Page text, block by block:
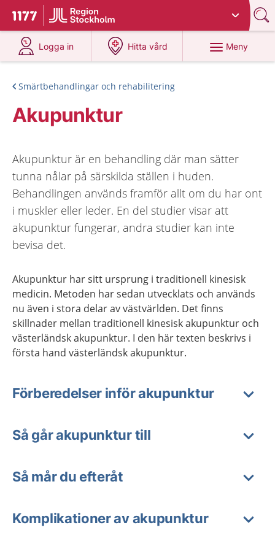
Till startsidan för 1177
Du har valt region
Logga in
på 1177.se
Hitta vård
på 1177.se
Meny
Smärtbehandlingar och rehabilitering
Akupunktur
Akupunktur är en behandling där man sätter
tunna nålar på särskilda ställen i huden.
Behandlingen används framför allt om du har ont
i muskler eller leder. En del studier visar att
akupunktur fungerar, andra studier kan inte
bevisa det.
Akupunktur har sitt ursprung i traditionell kinesisk
medicin. Metoden har sedan utvecklats och används
nu även i stora delar av västvärlden. Det finns
skillnader mellan traditionell kinesisk akupunktur och
västerländsk akupunktur. I den här texten beskrivs i
första hand västerländsk akupunktur.
Förberedelser inför akupunktur
Så går akupunktur till
Så mår du efteråt
Komplikationer av akupunktur